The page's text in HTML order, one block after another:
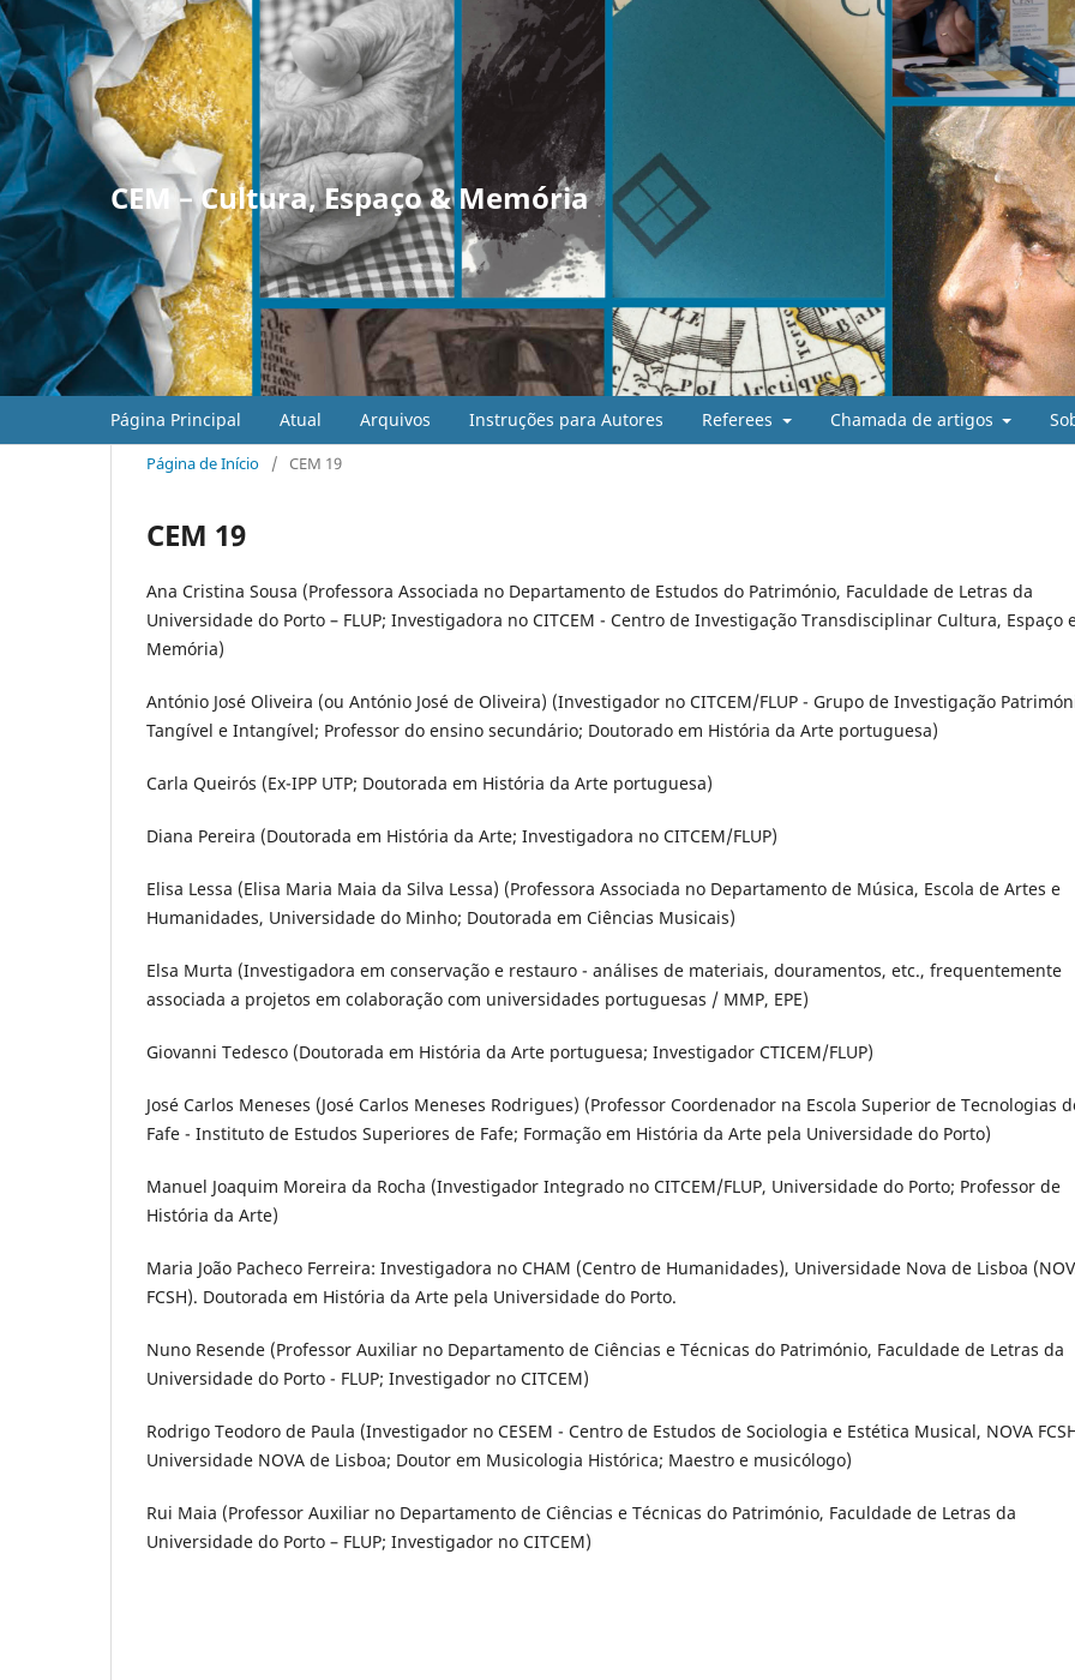
CEM – Cultura, Espaço & Memória
Página Principal Atual Arquivos Instruções para Autores Referees Chamada de artigos
Página de Início / CEM 19
CEM 19
Ana Cristina Sousa (Professora Associada no Departamento de Estudos do Património, Faculdade de Letras da
Universidade do Porto – FLUP; Investigadora no CITCEM - Centro de Investigação Transdisciplinar Cultura, Espaço
Memória)
António José Oliveira (ou António José de Oliveira) (Investigador no CITCEM/FLUP - Grupo de Investigação
Tangível e Intangível; Professor do ensino secundário; Doutorado em História da Arte portuguesa)
Carla Queirós (Ex-IPP UTP; Doutorada em História da Arte portuguesa)
Diana Pereira (Doutorada em História da Arte; Investigadora no CITCEM/FLUP)
Elisa Lessa (Elisa Maria Maia da Silva Lessa) (Professora Associada no Departamento de Música, Escola de Artes e
Humanidades, Universidade do Minho; Doutorada em Ciências Musicais)
Elsa Murta (Investigadora em conservação e restauro - análises de materiais, douramentos, etc., frequentemente
associada a projetos em colaboração com universidades portuguesas / MMP, EPE)
Giovanni Tedesco (Doutorada em História da Arte portuguesa; Investigador CTICEM/FLUP)
José Carlos Meneses (José Carlos Meneses Rodrigues) (Professor Coordenador na Escola Superior de Tecnologias
Fafe - Instituto de Estudos Superiores de Fafe; Formação em História da Arte pela Universidade do Porto)
Manuel Joaquim Moreira da Rocha (Investigador Integrado no CITCEM/FLUP, Universidade do Porto; Professor de
História da Arte)
Maria João Pacheco Ferreira: Investigadora no CHAM (Centro de Humanidades), Universidade Nova de Lisboa
FCSH). Doutorada em História da Arte pela Universidade do Porto.
Nuno Resende (Professor Auxiliar no Departamento de Ciências e Técnicas do Património, Faculdade de Letras da
Universidade do Porto - FLUP; Investigador no CITCEM)
Rodrigo Teodoro de Paula (Investigador no CESEM - Centro de Estudos de Sociologia e Estética Musical, NOVA
Universidade NOVA de Lisboa; Doutor em Musicologia Histórica; Maestro e musicólogo)
Rui Maia (Professor Auxiliar no Departamento de Ciências e Técnicas do Património, Faculdade de Letras da
Universidade do Porto – FLUP; Investigador no CITCEM)